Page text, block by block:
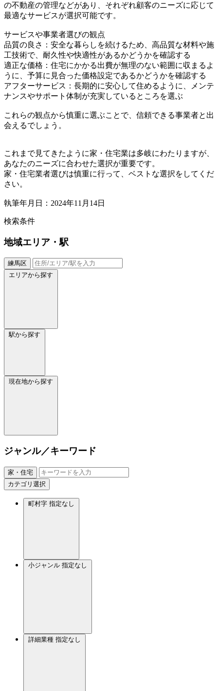
の不動産の管理などがあり、それぞれ顧客のニーズに応じて
最適なサービスが選択可能です。
サービスや事業者選びの観点
品質の良さ：安全な暮らしを続けるため、高品質な材料や施
工技術で、耐久性や快適性があるかどうかを確認する
適正な価格：住宅にかかる出費が無理のない範囲に収まるよ
うに、予算に見合った価格設定であるかどうかを確認する
アフターサービス：長期的に安心して住めるように、メンテ
ナンスやサポート体制が充実しているところを選ぶ
これらの観点から慎重に選ぶことで、信頼できる事業者と出
会えるでしょう。
これまで見てきたように家・住宅業は多岐にわたりますが、
あなたのニーズに合わせた選択が重要です。
家・住宅業者選びは慎重に行って、ベストな選択をしてくだ
さい。
執筆年月日：2024年11月14日
検索条件
地域エリア・駅
練馬区
エリアから探す
駅から探す
現在地から探す
ジャンル／キーワード
家・住宅
カテゴリ選択
町村字 指定なし
小ジャンル 指定なし
詳細業種 指定なし